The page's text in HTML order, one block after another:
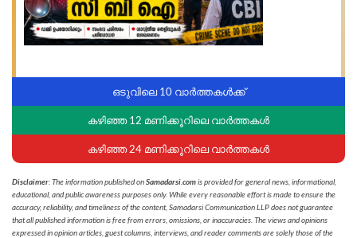
ഒടുവിലെ 10 വാർത്തകൾക്ക്
കഴിഞ്ഞ 12 മണിക്കൂറിലെ വാർത്തകൾ
കഴിഞ്ഞ 24 മണിക്കൂറിലെ വാർത്തകൾ
Disclaimer: The information published onSamadarsi.comis provided for general news, informational,
educational, and public awareness purposes only. While every reasonable effort is made to ensure the
accuracy, reliability, and timeliness of the content, Samadarsi Communication LLP does not guarantee
that all published information is free from errors, omissions, or inaccuracies. The views and opinions
expressed in opinion articles, guest columns, interviews, and reader comments are solely those of the